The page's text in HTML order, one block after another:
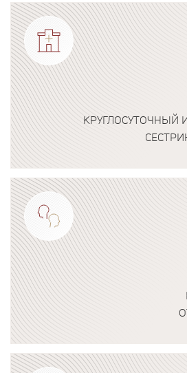
Подробнее о программе
КРУГЛОСУТОЧНЫЙ
Подробнее о программе
Подробнее о программе